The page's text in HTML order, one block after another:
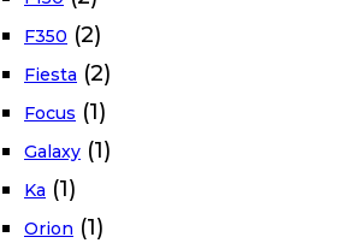
F350 (2)
Fiesta (2)
Focus (1)
Galaxy (1)
Ka (1)
Orion (1)